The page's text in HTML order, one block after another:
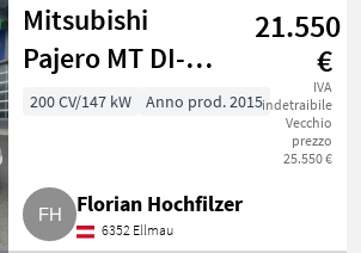
Paese Filtri
Mostra
risultati
Mitsubishi
Pajero MT DI-D
3,2
21.550
€
IVA
indetraibile
Vecchio
prezzo
25.550 €
200 CV/147 kW Anno prod. 2015
Florian Hochfilzer
6352 Ellmau